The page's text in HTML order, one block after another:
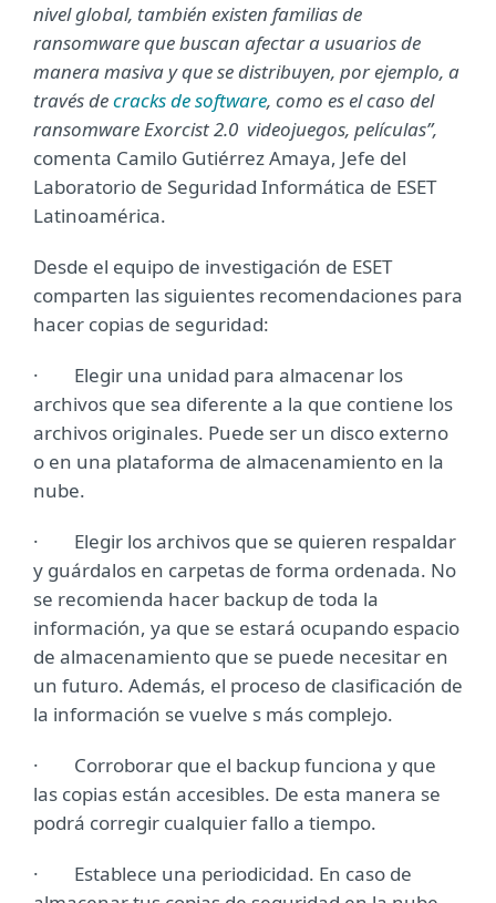
nivel global, también existen familias de
ransomware que buscan afectar a usuarios de
manera masiva y que se distribuyen, por ejemplo, a
través decracks de software, como es el caso del
ransomware Exorcist 2.0 videojuegos, películas”,
comenta Camilo Gutiérrez Amaya, Jefe del
Laboratorio de Seguridad Informática de ESET
Latinoamérica.
Desde el equipo de investigación de ESET
comparten las siguientes recomendaciones para
hacer copias de seguridad:
· Elegir una unidad para almacenar los
archivos que sea diferente a la que contiene los
archivos originales. Puede ser un disco externo
o en una plataforma de almacenamiento en la
nube.
· Elegir los archivos que se quieren respaldar
y guárdalos en carpetas de forma ordenada. No
se recomienda hacer backup de toda la
información, ya que se estará ocupando espacio
de almacenamiento que se puede necesitar en
un futuro. Además, el proceso de clasificación de
la información se vuelve s más complejo.
· Corroborar que el backup funciona y que
las copias están accesibles. De esta manera se
podrá corregir cualquier fallo a tiempo.
· Establece una periodicidad. En caso de